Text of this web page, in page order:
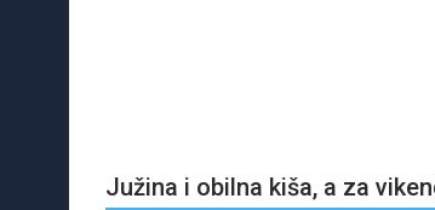
Južina i obilna kiša, a za